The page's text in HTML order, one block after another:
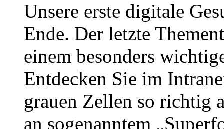
Unsere erste digitale
Ende. Der letzte
einem besonders
Entdecken Sie im
grauen Zellen so richtig
an sogenanntem